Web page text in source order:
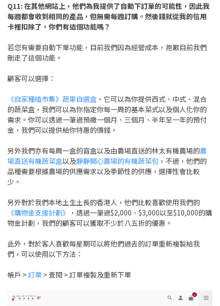
Q11: 在其他網站上，他們為我提供了自動下訂單的可能性，因此我
每週都會收到相同的產品，但無需每週訂購。然後錢就從我的信用
卡裡扣除了，你們有這個功能嗎？
若您有需要自動下單功能，目前我們因為經營成本，抱歉目前我們
刪走了這個功能。
顧客可以選擇：
《自家種植市集》蔬果自選盒 ，它可以為你提供西式、中式、混合
的蔬菜盒，我們可以為你指定你每一周的基本菜式以及個人化你的
需求。你可以透過一筆過預繳一個月、三個月、半年至一年的預付
金，我們可以提供給你特惠的價錢。
另外我們亦有每周一盒的盲盒以及由農場直送的林太有機農場的農
場直送有機蔬菜盒以及靜靜開心農場的有機蔬菜包 ，不過，他們的
品種需要根據農場的供應需求以及季節性的供應，選擇性會比較
少。
另外對於我們本地土生土長的香港人，他們比較喜歡使用我們的
《購物金支援計劃》 ，透過一筆過$2,000、$3,000以至$10,000的購
物金計劃，我們的顧客可以獲取不少於八五折的優惠。
此外，對於客人喜歡每星期可以將他們過去的訂單重新複製給我
們，可以使用以下方法：
帳戶 >訂單 > 查閱 > 訂單複製及重新下單